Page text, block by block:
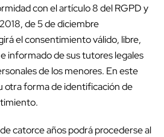
con el artículo 8 del RGPD y
de 5 de diciembre
el consentimiento válido, libre,
informado de sus tutores legales
de los menores. En este
otra forma de identificación de
catorce años podrá procederse al